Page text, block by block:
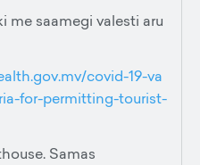
me saamegi valesti aru
covid-19-va
for-permitting-tourist-
Samas